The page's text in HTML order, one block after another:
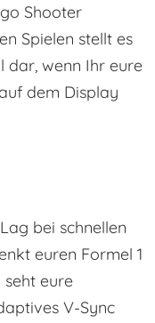
Shooter
Spielen stellt es
dar, wenn Ihr eure
dem Display
bei schnellen
euren Formel 1
seht eure
V-Sync